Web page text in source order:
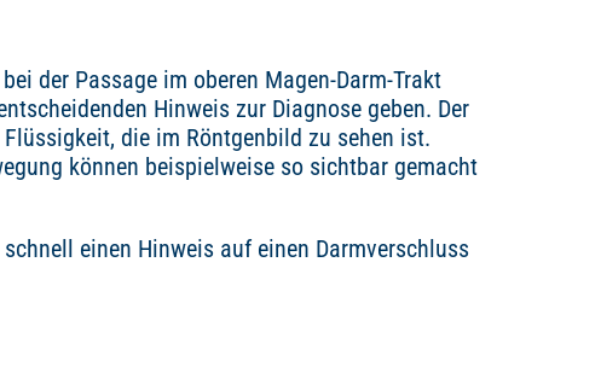
der Passage im oberen Magen-Darm-Trakt
Hinweis zur Diagnose geben. Der
die im Röntgenbild zu sehen ist.
können beispielweise so sichtbar gemacht
einen Hinweis auf einen Darmverschluss